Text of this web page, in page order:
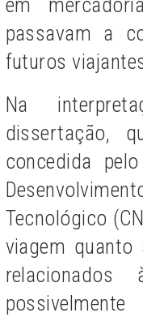
em
passavam a
futuros
Na
dissertação,
concedida
Tecnológico
viagem
relacionados